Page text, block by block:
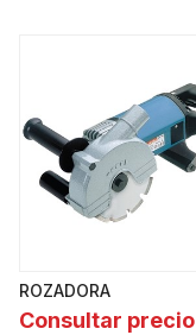
ROZADORA
Consultar precio